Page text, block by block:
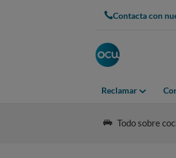
Contacta con
Reclamar
Todo sobre